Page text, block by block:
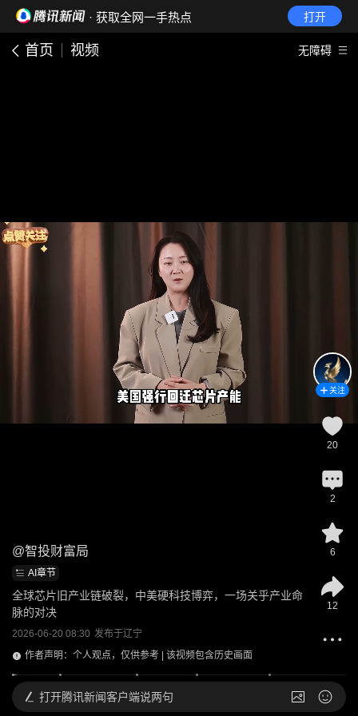
· 获取全网一手热点 打开
首页 视频 无障碍
@智投财富局
AI章节
全球芯片旧产业链破裂，中美硬科技博弈，一场关乎产业命
脉的对决
2026-06-20 08:30 发布于辽宁
作者声明：个人观点，仅供参考 | 该视频包含历史画面
关注
20
2
6
12
打开腾讯新闻客户端说两句